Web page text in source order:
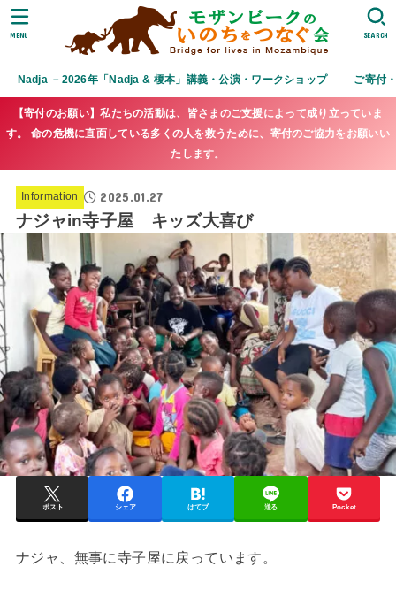
Nadja －2026年「Nadja & 榎本」講義・公演・ワークショップ ご寄付
SEARCH
MENU
【寄付のお願い】私たちの活動は、皆さまのご支援によって成り立っていま
す。 命の危機に直面している多くの人を救うために、寄付のご協力をお願いい
たします。
Information 2025.01.27
ナジャin寺子屋 キッズ大喜び
ポスト シェア はてブ 送る Pocket
ナジャ、無事に寺子屋に戻っています。